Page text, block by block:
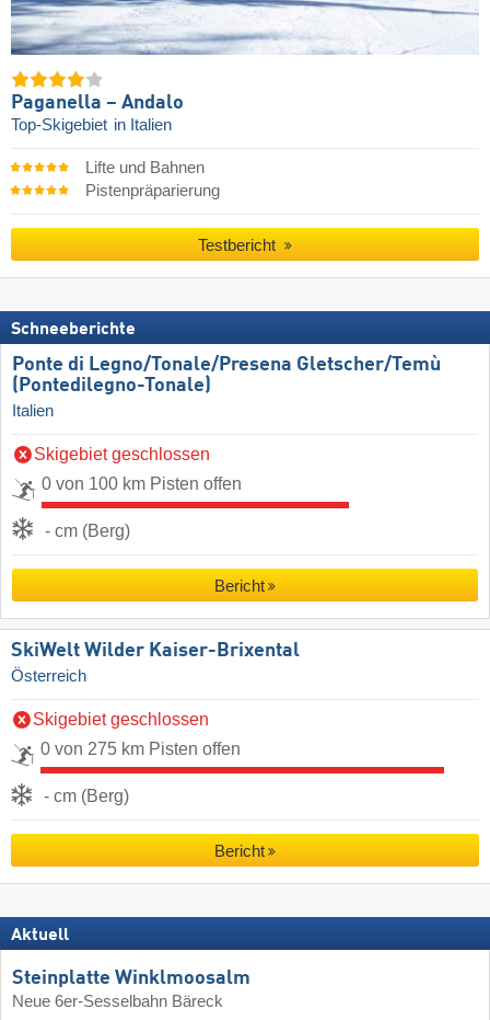
Paganella – Andalo
Top-Skigebiet in Italien
Lifte und Bahnen
Pistenpräparierung
Testbericht
Schneeberichte
Ponte di Legno/​Tonale/​Presena Gletscher/​Temù
(Pontedilegno-Tonale)
Italien
Skigebiet geschlossen
0 von 100 km Pisten offen
- cm (Berg)
Bericht
SkiWelt Wilder Kaiser-Brixental
Österreich
Skigebiet geschlossen
0 von 275 km Pisten offen
- cm (Berg)
Bericht
Aktuell
Steinplatte Winklmoosalm
Neue 6er-Sesselbahn Bäreck